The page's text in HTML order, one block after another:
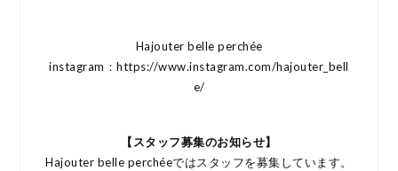
Hajouter belle perchée
instagram：https://www.instagram.com/hajouter_bell
e/
【スタッフ募集のお知らせ】
Hajouter belle perchéeではスタッフを募集しています。